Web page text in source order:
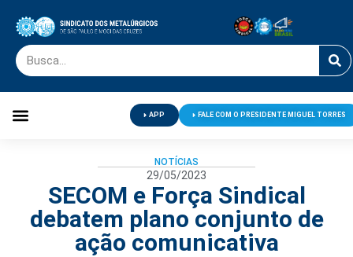
APP FALE COM O PRESIDENTE MIGUEL TORRES
NOTÍCIAS
29/05/2023
SECOM e Força Sindical
debatem plano conjunto de
ação comunicativa